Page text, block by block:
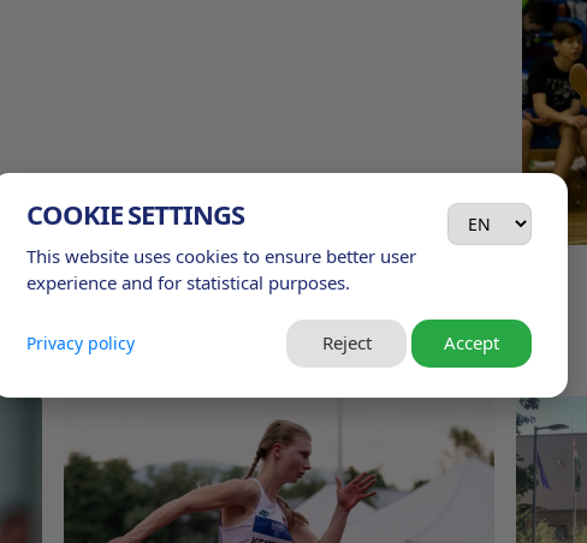
TOVÁBBI AKTUALITÁSOK
COOKIE SETTINGS
This website uses cookies to ensure better user
experience and for statistical purposes.
Privacy policy Reject Accept